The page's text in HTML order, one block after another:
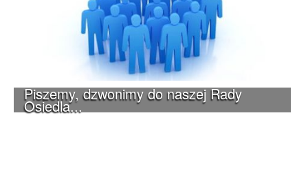
Piszemy, dzwonimy do naszej Rady
Osiedla...